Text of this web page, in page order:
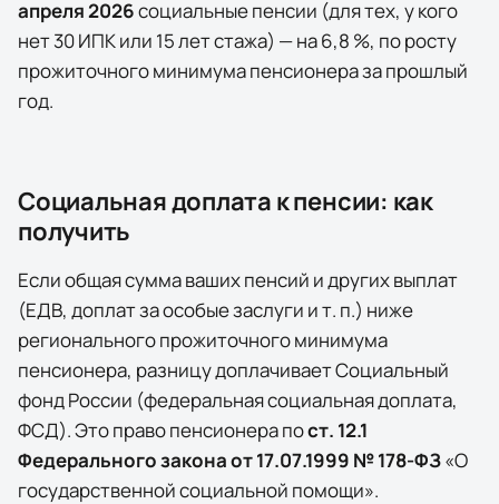
апреля2026социальные пенсии (для тех, у кого
нет 30 ИПК или 15 лет стажа) — на6,8 %, по росту
прожиточного минимума пенсионера за прошлый
год.
Социальная доплата к пенсии: как
получить
Если общая сумма ваших пенсий и других выплат
(ЕДВ, доплат за особые заслуги и т. п.) ниже
регионального прожиточного минимума
пенсионера, разницу доплачиваетСоциальный
фонд России (федеральная социальная доплата,
ФСД). Это право пенсионера пост. 12.1
Федерального закона от 17.07.1999 № 178-ФЗ«О
государственной социальной помощи».